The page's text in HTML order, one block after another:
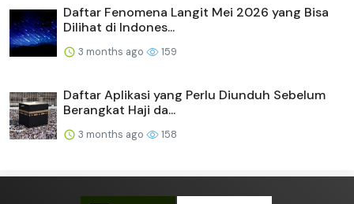
Daftar Fenomena Langit Mei 2026 yang Bisa
Dilihat di Indones...
3 months ago 159
Daftar Aplikasi yang Perlu Diunduh Sebelum
Berangkat Haji da...
3 months ago 158